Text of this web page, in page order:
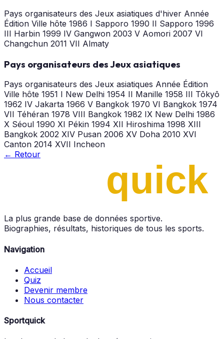
Pays organisateurs des Jeux asiatiques d'hiver Année
Édition Ville hôte 1986 I Sapporo 1990 II Sapporo 1996
III Harbin 1999 IV Gangwon 2003 V Aomori 2007 VI
Changchun 2011 VII Almaty
Pays organisateurs des Jeux asiatiques
Pays organisateurs des Jeux asiatiques Année Édition
Ville hôte 1951 I New Delhi 1954 II Manille 1958 III Tōkyō
1962 IV Jakarta 1966 V Bangkok 1970 VI Bangkok 1974
VII Téhéran 1978 VIII Bangkok 1982 IX New Delhi 1986
X Séoul 1990 XI Pékin 1994 XII Hiroshima 1998 XIII
Bangkok 2002 XIV Pusan 2006 XV Doha 2010 XVI
Canton 2014 XVII Incheon
← Retour
La plus grande base de données sportive.
Biographies, résultats, historiques de tous les sports.
Navigation
Accueil
Quiz
Devenir membre
Nous contacter
Sportquick